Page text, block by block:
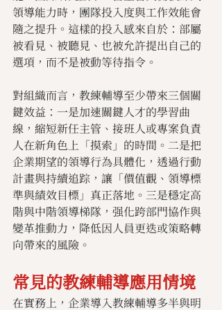
領導能力時，團隊投入度與工作效能會
隨之提升。這樣的投入感來自於：部屬
被看見、被聽見、也被允許提出自己的
選項，而不是被動等待指令。
對組織而言，教練輔導至少帶來三個關
鍵效益：一是加速關鍵人才的學習曲
線，縮短新任主管、接班人或專案負責
人在新角色上「摸索」的時間。二是把
企業期望的領導行為具體化，透過行動
計畫與持續追踪，讓「價值觀、領導標
準與績效目標」真正落地。三是穩定高
階與中階領導梯隊，强化跨部門協作與
變革推動力，降低因人員更迭或策略轉
向帶來的風險。
常見的教練輔導應用情境
在實務上，企業導入教練輔導多半與明